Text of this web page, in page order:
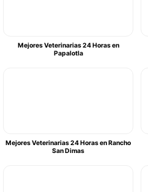
Mejores Veterinarias 24 Horas en
Papalotla
Mejores Veterinarias 24 Horas en Rancho
San Dimas